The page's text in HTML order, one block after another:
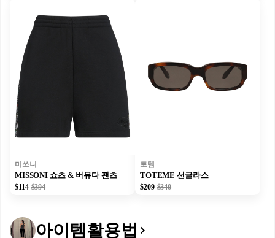
미쏘니
MISSONI 쇼츠 & 버뮤다 팬츠
$114 $394
토템
TOTEME 선글라스
$209 $340
아이템활용법